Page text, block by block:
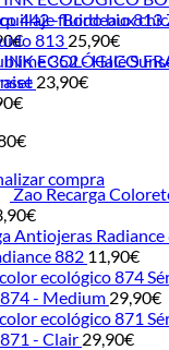
442 - Bordeaux chic
€
€
€
compra
813 25,90€
23,90€
Zao Recarga
€
882 11,90€
- Medium 29,90€
- Clair 29,90€